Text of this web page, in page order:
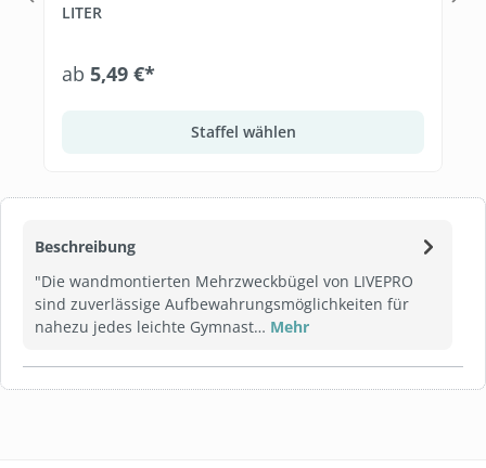
Beschreibung
"Die wandmontierten Mehrzweckbügel von LIVEPRO
sind zuverlässige Aufbewahrungsmöglichkeiten für
nahezu jedes leichte Gymnast… Mehr
LITER
ab 5,49 €*
Staffel wählen